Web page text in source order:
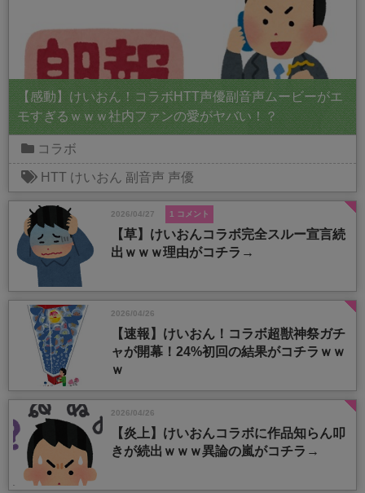
【感動】けいおん！コラボHTT声優副音声ムービーがエ
モすぎるｗｗｗ社内ファンの愛がヤバい！？
コラボ
HTT けいおん 副音声 声優
2026/04/27 1 コメント
【草】けいおんコラボ完全スルー宣言続
出ｗｗｗ理由がコチラ→
2026/04/26
【速報】けいおん！コラボ超獣神祭ガチ
ャが開幕！24%初回の結果がコチラｗｗ
ｗ
2026/04/26
【炎上】けいおんコラボに作品知らん叩
きが続出ｗｗｗ異論の嵐がコチラ→